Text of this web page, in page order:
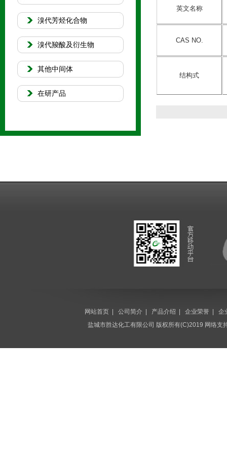
溴代芳烃化合物
溴代羧酸及衍生物
其他中间体
在研产品
英文名称
CAS NO.
结构式
网站首页| 公司简介| 产品介绍 企业荣誉| 企
盐城市胜达化工有限公司 版权所有(C)2019 网络支